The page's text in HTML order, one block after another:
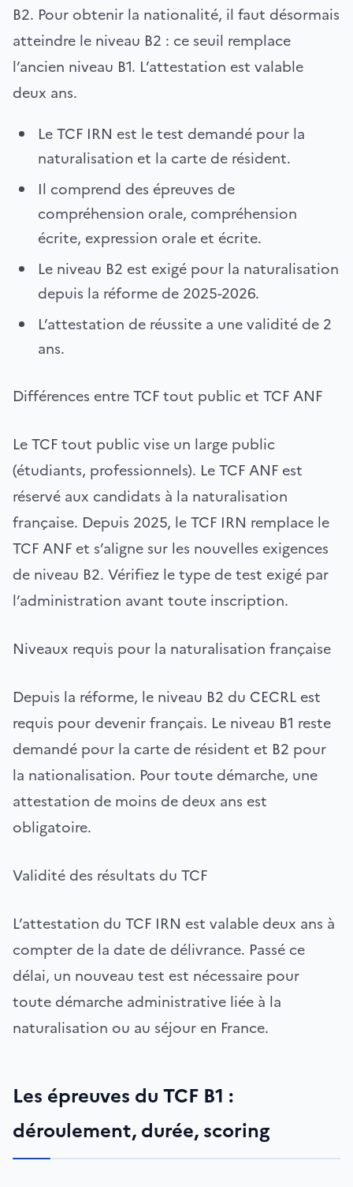
B2. Pour obtenir la nationalité, il faut désormais
atteindre le niveau B2 : ce seuil remplace
l’ancien niveau B1. L’attestation est valable
deux ans.
Le TCF IRN est le test demandé pour la
naturalisation et la carte de résident.
Il comprend des épreuves de
compréhension orale, compréhension
écrite, expression orale et écrite.
Le niveau B2 est exigé pour la naturalisation
depuis la réforme de 2025-2026.
L’attestation de réussite a une validité de 2
ans.
Différences entre TCF tout public et TCF ANF
Le TCF tout public vise un large public
(étudiants, professionnels). Le TCF ANF est
réservé aux candidats à la naturalisation
française. Depuis 2025, le TCF IRN remplace le
TCF ANF et s’aligne sur les nouvelles exigences
de niveau B2. Vérifiez le type de test exigé par
l’administration avant toute inscription.
Niveaux requis pour la naturalisation française
Depuis la réforme, le niveau B2 du CECRL est
requis pour devenir français. Le niveau B1 reste
demandé pour la carte de résident et B2 pour
la nationalisation. Pour toute démarche, une
attestation de moins de deux ans est
obligatoire.
Validité des résultats du TCF
L’attestation du TCF IRN est valable deux ans à
compter de la date de délivrance. Passé ce
délai, un nouveau test est nécessaire pour
toute démarche administrative liée à la
naturalisation ou au séjour en France.
Les épreuves du TCF B1 :
déroulement, durée, scoring